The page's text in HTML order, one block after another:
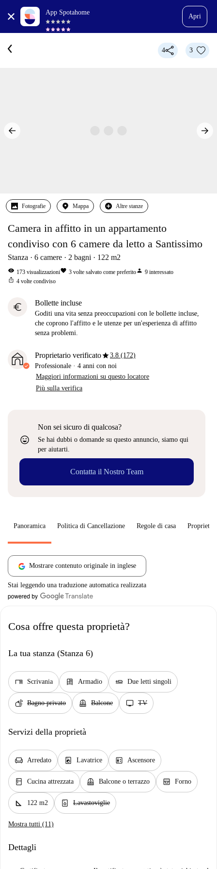
App Spotahome
Apri
4 3
Fotografie Mappa Altre stanze
Camera in affitto in un appartamento
condiviso con 6 camere da letto a Santissimo
Stanza 6 camere 2 bagni 122 m2
visibility 173 visualizzazionifavorite 3 volte salvato come preferitoperson 9 interessato
ios_share 4 volte condiviso
euro Bollette incluse
Goditi una vita senza preoccupazioni con le bollette incluse,
che coprono l'affitto e le utenze per un'esperienza di affitto
senza problemi.
Proprietario verificatostar3.8 (172)
Professionale · 4 anni con noi
Maggiori informazioni su questo locatore
Più sulla verifica
sentiment_very_satisfied
Non sei sicuro di qualcosa?
Se hai dubbi o domande su questo annuncio, siamo qui
per aiutarti.
Contatta il Nostro Team
Panoramica Politica di Cancellazione Regole di casa
Mostrare contenuto originale in inglese
Stai leggendo una traduzione automatica realizzata
Cosa offre questa proprietà?
La tua stanza (Stanza 6)
desk Scrivania dresser Armadio airline_seat_flat Due letti singoli
soap Bagno privato balcony Balcone tv TV
Servizi della proprietà
chair Arredato local_laundry_service Lavatrice elevator Ascensore
kitchen Cucina attrezzata balcony Balcone o terrazzo oven_gen Forno
square_foot 122 m2 dishwasher_gen Lavastoviglie
Mostra tutti (11)
Dettagli